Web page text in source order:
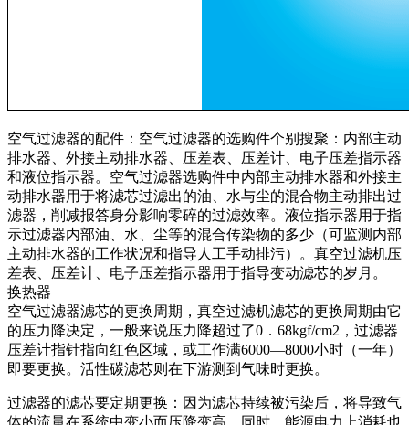
空气过滤器的配件：空气过滤器的选购件个别搜聚：内部主动
排水器、外接主动排水器、压差表、压差计、电子压差指示器
和液位指示器。空气过滤器选购件中内部主动排水器和外接主
动排水器用于将滤芯过滤出的油、水与尘的混合物主动排出过
滤器，削减报答身分影响零碎的过滤效率。液位指示器用于指
示过滤器内部油、水、尘等的混合传染物的多少（可监测内部
主动排水器的工作状况和指导人工手动排污）。真空过滤机压
差表、压差计、电子压差指示器用于指导变动滤芯的岁月。
换热器
空气过滤器滤芯的更换周期，真空过滤机滤芯的更换周期由它
的压力降决定，一般来说压力降超过了0．68kgf/cm2，过滤器
压差计指针指向红色区域，或工作满6000―8000小时（一年）
即要更换。活性碳滤芯则在下游测到气味时更换。
过滤器的滤芯要定期更换：因为滤芯持续被污染后，将导致气
体的流量在系统中变小而压降变高，同时，能源电力上消耗也